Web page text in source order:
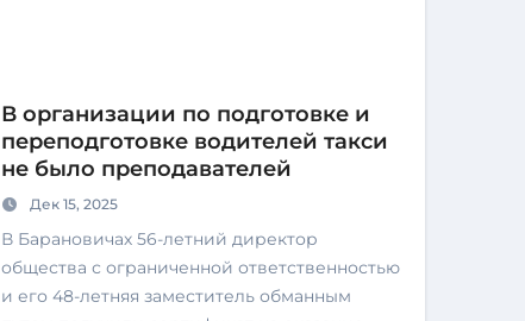
В организации по подготовке и
переподготовке водителей такси
не было преподавателей
Дек 15, 2025
В Барановичах 56-летний директор
общества с ограниченной ответственностью
и его 48-летняя заместитель обманным